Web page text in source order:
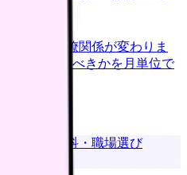
配置・同僚関係が変わりま
まで何をすべきかを月単位で